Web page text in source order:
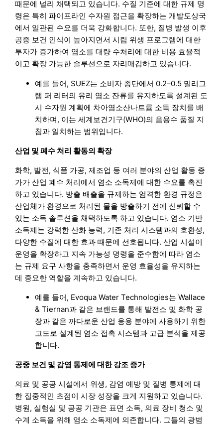
때문에 널리 채택되고 있습니다. 수질 기준에 대한 규제 명
령은 특히 파이프라인 수자원 접근을 확장하는 개발도상국
에서 일관된 수요를 더욱 강화합니다. 또한, 질병 발생 이후
공중 보건 인식이 높아지면서 시립 위생 프로그램에 대한
투자가 증가하여 염소를 대량 수처리에 대한 비용 효율적
이고 확장 가능한 솔루션으로 자리매김하고 있습니다.
예를 들어, SUEZ는 소비자 종단에서 0.2–0.5 밀리그
램 퍼 리터의 유리 염소 잔류를 유지하도록 설계된 도
시 수자원 계획에 차아염소산나트륨 소독 장치를 배
치하며, 이는 세계보건기구(WHO)의 음용수 품질 지
침과 일치하는 범위입니다.
산업 및 폐수 처리 활동의 확장
화학, 발전, 식품 가공, 제조업 등 여러 분야의 산업 활동 증
가가 산업 폐수 처리에서 염소 소독제에 대한 수요를 촉진
하고 있습니다. 방출 배출을 규제하는 엄격한 환경 규정은
산업체가 환경으로 처리된 물을 방출하기 전에 신뢰할 수
있는 소독 솔루션을 채택하도록 하고 있습니다. 염소 기반
소독제는 강력한 산화 능력, 기존 처리 시스템과의 호환성,
다양한 수질에 대한 효과 때문에 선호됩니다. 산업 시설이
운영을 확장하고 지속 가능성 명령을 준수함에 따라 염소
는 규제 요구 사항을 충족하면서 운영 효율성을 유지하는
데 중요한 역할을 계속하고 있습니다.
예를 들어, Evoqua Water Technologies는 Wallace
& Tiernan과 같은 브랜드를 통해 발전소 및 화학 공
장과 같은 까다로운 산업 응용 분야에 사용하기 위한
고도로 설계된 염소 접촉 시스템과 고급 분석을 제공
합니다.
공중 보건 및 감염 통제에 대한 강조 증가
의료 및 공공 시설에서 위생, 감염 예방 및 질병 통제에 대
한 집중적인 초점이 시장 성장을 크게 지원하고 있습니다.
병원, 실험실 및 공공 기관은 표면 소독, 의료 장비 청소 및
수계 소독을 위해 염소 소독제에 의존합니다. 그들의 광범